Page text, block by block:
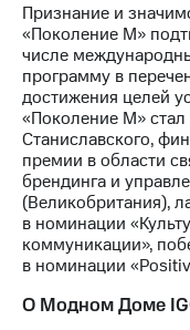
Признание и
«Поколение М»
числе
программу в
достижения целей
«Поколение М»
Станиславского,
премии в области
брендинга и
(Великобритания),
в номинации
коммуникации»,
в номинации
О Модном Доме